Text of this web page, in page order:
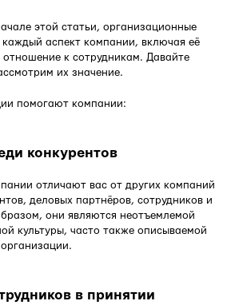
этой статьи, организационные
аспект компании, включая её
к сотрудникам. Давайте
их значение.
помогают компании:
конкурентов
отличают вас от других компаний
деловых партнёров, сотрудников и
они являются неотъемлемой
культуры, часто также описываемой
в принятии